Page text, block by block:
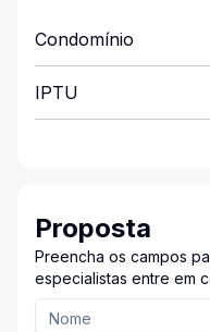
Condomínio
IPTU
Proposta
Preencha os campos
especialistas entre em